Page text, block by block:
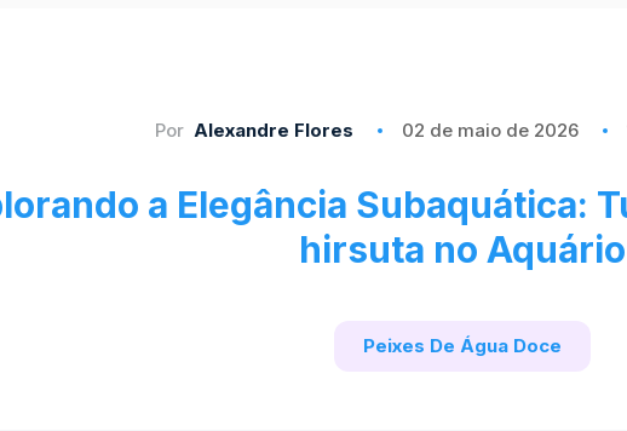
Por Alexandre Flores 02 de maio de 2026
a Elegância Subaquática:
hirsuta no Aquário
Peixes De Água Doce